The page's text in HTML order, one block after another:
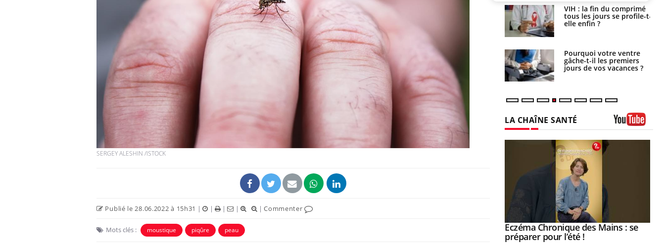
SERGEY ALESHIN /ISTOCK
Publié le 28.06.2022 à 15h31 | | | | |Commenter
Mots clés : moustique piqûre peau
Mortalité infantile : un
rapport s’interroge sur
son taux élevé en France
Grossesse à risque : ce jus
naturel attire l'attention
des chercheurs
Toujours connectés :
comment le travail
empiète de plus en plus
sur nos soirées
Cancer colorectal : une
stratégie simple aurait
changé la donne au Pays
Cytomégalovirus : ce qui
change dans la prise en
charge des femmes
enceintes
VIH : la fin du comprimé
tous les jours se profile-t-
elle enfin ?
Pourquoi votre ventre
gâche-t-il les premiers
jours de vos vacances ?
LA CHAÎNE SANTÉ
Eczéma Chronique des Mains :
expliquer ma maladieYoutube
Youtube
Fatigue, irritabilité, brouillard mental ou
carence en fer sont multiples ce qui la rend
Youtube
Eczéma Chronique des Mains : se
préparer pour l’été !Youtube